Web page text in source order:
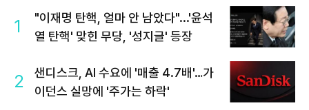
1
"이재명 탄핵, 얼마 안 남았다"...'윤석
열 탄핵' 맞힌 무당, '성지글' 등장
2
샌디스크, AI 수요에 '매출 4.7배'…가
이던스 실망에 '주가는 하락'